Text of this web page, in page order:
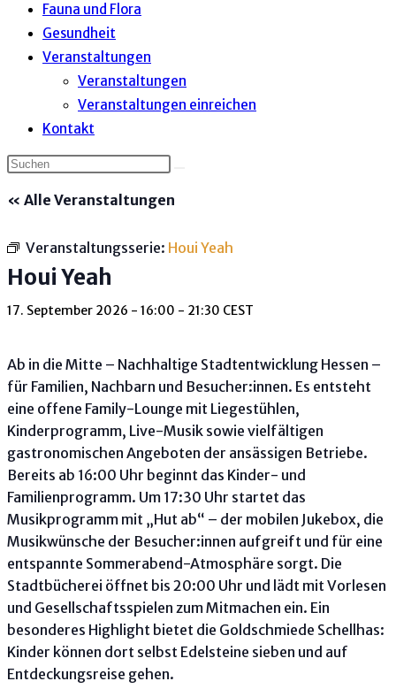
Fauna und Flora
Gesundheit
Veranstaltungen
Veranstaltungen
Veranstaltungen einreichen
Kontakt
« Alle Veranstaltungen
Veranstaltungsserie: Houi Yeah
Houi Yeah
17. September 2026 - 16:00 - 21:30 CEST
Ab in die Mitte – Nachhaltige Stadtentwicklung Hessen –
für Familien, Nachbarn und Besucher:innen. Es entsteht
eine offene Family-Lounge mit Liegestühlen,
Kinderprogramm, Live-Musik sowie vielfältigen
gastronomischen Angeboten der ansässigen Betriebe.
Bereits ab 16:00 Uhr beginnt das Kinder- und
Familienprogramm. Um 17:30 Uhr startet das
Musikprogramm mit „Hut ab“ – der mobilen Jukebox, die
Musikwünsche der Besucher:innen aufgreift und für eine
entspannte Sommerabend-Atmosphäre sorgt. Die
Stadtbücherei öffnet bis 20:00 Uhr und lädt mit Vorlesen
und Gesellschaftsspielen zum Mitmachen ein. Ein
besonderes Highlight bietet die Goldschmiede Schellhas:
Kinder können dort selbst Edelsteine sieben und auf
Entdeckungsreise gehen.